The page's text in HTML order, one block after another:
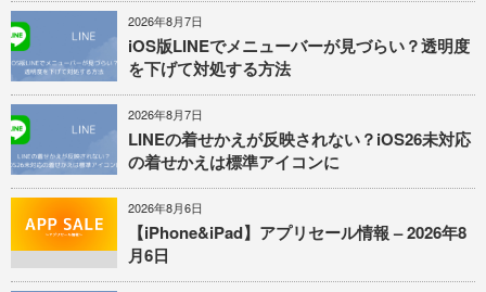
2026年8月7日
iOS版LINEでメニューバーが見づらい？透明度
を下げて対処する方法
2026年8月7日
LINEの着せかえが反映されない？iOS26未対応
の着せかえは標準アイコンに
2026年8月6日
【iPhone&iPad】アプリセール情報 – 2026年8
月6日